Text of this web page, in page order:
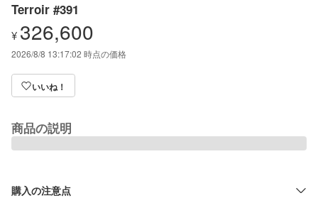
Terroir #391
¥ 326,600
2026/8/8 13:17:02 時点の価格
いいね！
商品の説明
購入の注意点